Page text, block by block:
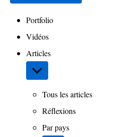
Portfolio
Vidéos
Articles
Afficher
le
sous-Tous les articles
Réflexions
Par pays